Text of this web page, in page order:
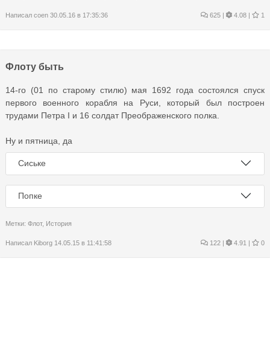
Написал coen 30.05.16 в 17:35:36 625 | 4.08 | 1
Флоту быть
14-го (01 по старому стилю) мая 1692 года состоялся спуск
первого военного корабля на Руси, который был построен
трудами Петра I и 16 солдат Преображенского полка.
Ну и пятница, да
Сиське
Попке
Метки: Флот, История
Написал Kiborg 14.05.15 в 11:41:58 122 | 4.91 | 0